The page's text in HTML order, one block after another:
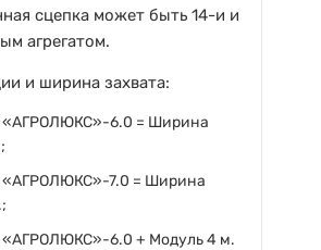
сцепка может быть 14-и и
агрегатом.
и ширина захвата:
«АГРОЛЮКС»-6.0 = Ширина
«АГРОЛЮКС»-7.0 = Ширина
«АГРОЛЮКС»-6.0 + Модуль 4 м.